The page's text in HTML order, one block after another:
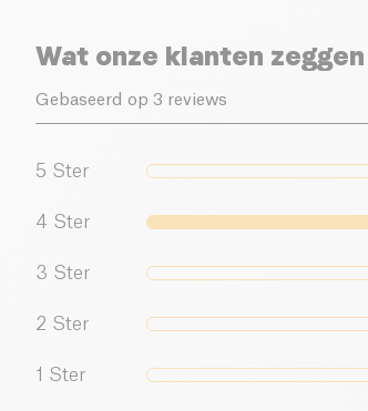
Wat onze klanten zeggen
Gebaseerd op 3 reviews
5 Ster
4 Ster
3 Ster
2 Ster
1 Ster